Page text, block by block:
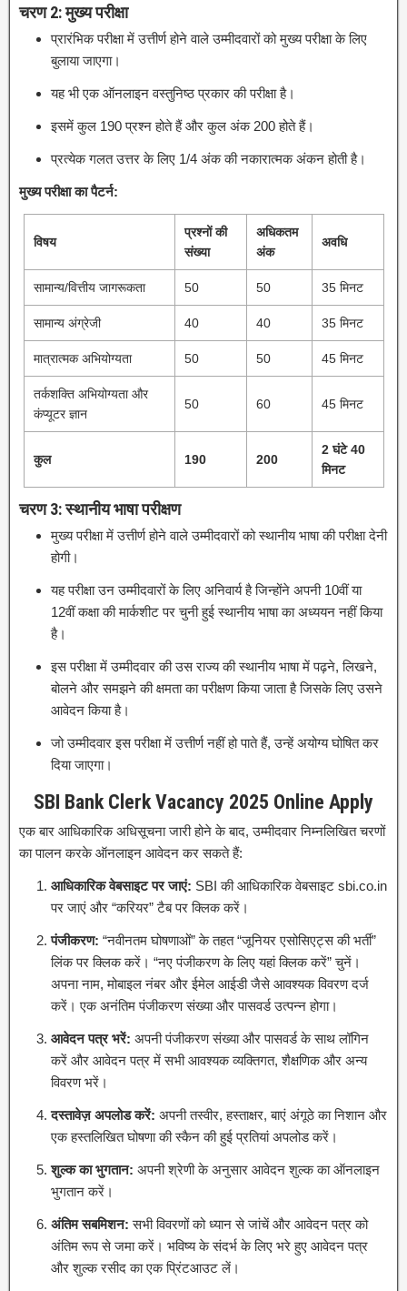
चरण 2: मुख्य परीक्षा
प्रारंभिक परीक्षा में उत्तीर्ण होने वाले उम्मीदवारों को मुख्य परीक्षा के लिए
बुलाया जाएगा।
यह भी एक ऑनलाइन वस्तुनिष्ठ प्रकार की परीक्षा है।
इसमें कुल 190 प्रश्न होते हैं और कुल अंक 200 होते हैं।
प्रत्येक गलत उत्तर के लिए 1/4 अंक की नकारात्मक अंकन होती है।
मुख्य परीक्षा का पैटर्न:
विषय
प्रश्नों की
संख्या
अधिकतम
अंक
अवधि
सामान्य/वित्तीय जागरूकता 50 50 35 मिनट
सामान्य अंग्रेजी 40 40 35 मिनट
मात्रात्मक अभियोग्यता 50 50 45 मिनट
तर्कशक्ति अभियोग्यता और
कंप्यूटर ज्ञान
50 60 45 मिनट
कुल 190 200
2 घंटे 40
मिनट
चरण 3: स्थानीय भाषा परीक्षण
मुख्य परीक्षा में उत्तीर्ण होने वाले उम्मीदवारों को स्थानीय भाषा की परीक्षा देनी
होगी।
यह परीक्षा उन उम्मीदवारों के लिए अनिवार्य है जिन्होंने अपनी 10वीं या
12वीं कक्षा की मार्कशीट पर चुनी हुई स्थानीय भाषा का अध्ययन नहीं किया
है।
इस परीक्षा में उम्मीदवार की उस राज्य की स्थानीय भाषा में पढ़ने, लिखने,
बोलने और समझने की क्षमता का परीक्षण किया जाता है जिसके लिए उसने
आवेदन किया है।
जो उम्मीदवार इस परीक्षा में उत्तीर्ण नहीं हो पाते हैं, उन्हें अयोग्य घोषित कर
दिया जाएगा।
SBI Bank Clerk Vacancy 2025 Online Apply
एक बार आधिकारिक अधिसूचना जारी होने के बाद, उम्मीदवार निम्नलिखित चरणों
का पालन करके ऑनलाइन आवेदन कर सकते हैं:
आधिकारिक वेबसाइट पर जाएं: SBI की आधिकारिक वेबसाइट sbi.co.in
पर जाएं और “करियर” टैब पर क्लिक करें।
पंजीकरण: “नवीनतम घोषणाओं” के तहत “जूनियर एसोसिएट्स की भर्ती”
लिंक पर क्लिक करें। “नए पंजीकरण के लिए यहां क्लिक करें” चुनें।
अपना नाम, मोबाइल नंबर और ईमेल आईडी जैसे आवश्यक विवरण दर्ज
करें। एक अनंतिम पंजीकरण संख्या और पासवर्ड उत्पन्न होगा।
आवेदन पत्र भरें: अपनी पंजीकरण संख्या और पासवर्ड के साथ लॉगिन
करें और आवेदन पत्र में सभी आवश्यक व्यक्तिगत, शैक्षणिक और अन्य
विवरण भरें।
दस्तावेज़ अपलोड करें: अपनी तस्वीर, हस्ताक्षर, बाएं अंगूठे का निशान और
एक हस्तलिखित घोषणा की स्कैन की हुई प्रतियां अपलोड करें।
शुल्क का भुगतान: अपनी श्रेणी के अनुसार आवेदन शुल्क का ऑनलाइन
भुगतान करें।
अंतिम सबमिशन: सभी विवरणों को ध्यान से जांचें और आवेदन पत्र को
अंतिम रूप से जमा करें। भविष्य के संदर्भ के लिए भरे हुए आवेदन पत्र
और शुल्क रसीद का एक प्रिंटआउट लें।